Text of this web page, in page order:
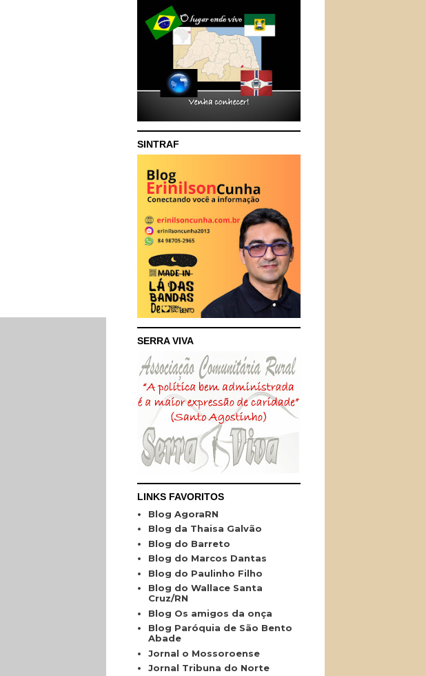
SINTRAF
SERRA VIVA
LINKS FAVORITOS
Blog AgoraRN
Blog da Thaisa Galvão
Blog do Barreto
Blog do Marcos Dantas
Blog do Paulinho Filho
Blog do Wallace Santa
Cruz/RN
Blog Os amigos da onça
Blog Paróquia de São Bento
Abade
Jornal o Mossoroense
Jornal Tribuna do Norte